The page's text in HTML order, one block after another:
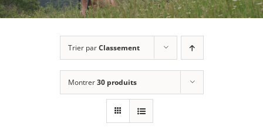
Trier parClassement
Montrer30 produits